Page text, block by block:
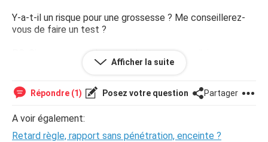
Y-a-t-il un risque pour une grossesse ? Me conseillerez-
vous de faire un test ?
PS: Si on ne se protège pas c'est parce que j'ai eu un
problème avec ma pilule et je suis allergique aux
Merci d'avance, à ceux qui répondront.
Afficher la suite
Répondre (1) Posez votre question Partager
A voir également:
Retard règle, rapport sans pénétration, enceinte ?